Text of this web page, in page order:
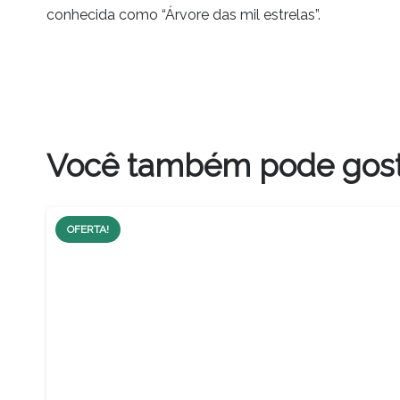
conhecida como “Árvore das mil estrelas”.
Você também pode
OFERTA!